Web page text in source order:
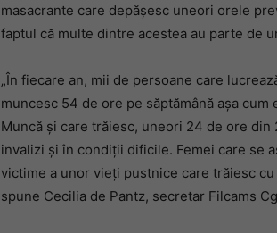
masacrante care depășesc uneori orele
faptul că multe dintre acestea au parte de
„În fiecare an, mii de persoane care
muncesc 54 de ore pe săptămână așa
Muncă și care trăiesc, uneori 24 de ore
invalizi și în condiții dificile. Femei care se
victime a unor vieți pustnice care trăiesc
spune Cecilia de Pantz, secretar Filcams